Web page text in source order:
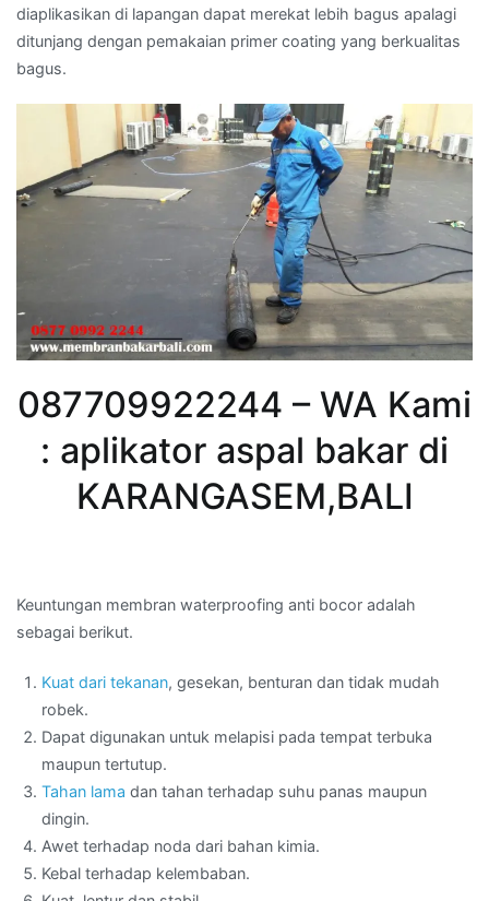
diaplikasikan di lapangan dapat merekat lebih bagus apalagi
ditunjang dengan pemakaian primer coating yang berkualitas
bagus.
087709922244 – WA Kami
: aplikator aspal bakar di
KARANGASEM,BALI
Keuntungan membran waterproofing anti bocor adalah
sebagai berikut.
Kuat dari tekanan, gesekan, benturan dan tidak mudah
robek.
Dapat digunakan untuk melapisi pada tempat terbuka
maupun tertutup.
Tahan lama dan tahan terhadap suhu panas maupun
dingin.
Awet terhadap noda dari bahan kimia.
Kebal terhadap kelembaban.